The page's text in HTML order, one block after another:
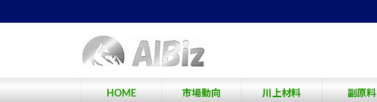
ン
ビ
HOME 市場動向 川上材料 副原料